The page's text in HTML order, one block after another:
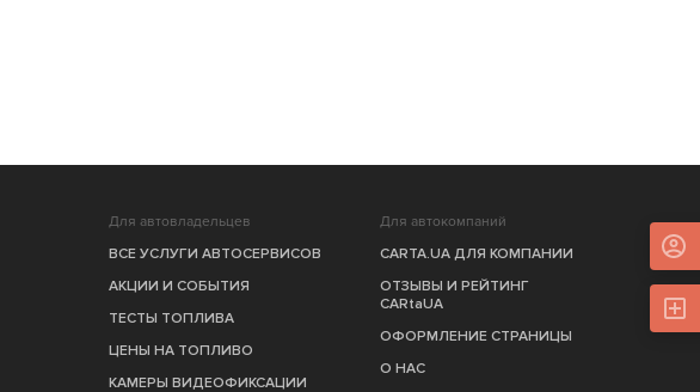
Для автовладельцев
ВСЕ УСЛУГИ АВТОСЕРВИСОВ
АКЦИИ И СОБЫТИЯ
ТЕСТЫ ТОПЛИВА
ЦЕНЫ НА ТОПЛИВО
КАМЕРЫ ВИДЕОФИКСАЦИИ
Для автокомпаний
CARTA.UA ДЛЯ КОМПАНИИ
ОТЗЫВЫ И РЕЙТИНГ
CARtaUA
ОФОРМЛЕНИЕ СТРАНИЦЫ
О НАС